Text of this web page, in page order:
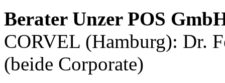
Berater Unzer POS
CORVEL (Hamburg): Dr.
(beide Corporate)